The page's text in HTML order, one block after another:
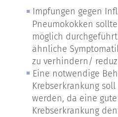
Impfungen gegen
Pneumokokken
möglich
ähnliche
zu verhindern/
Eine notwendige
Krebserkrankung
werden, da eine
Krebserkrankung